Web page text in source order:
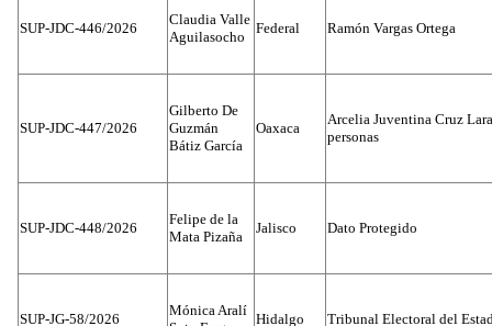
SUP-JDC-446/2026
Claudia Valle
Aguilasocho
Federal Ramón Vargas Ortega
SUP-JDC-447/2026
Gilberto De
Guzmán
Bátiz García
Oaxaca
Arcelia Juventina Cruz
personas
SUP-JDC-448/2026
Felipe de la
Mata Pizaña
Jalisco Dato Protegido
SUP-JG-58/2026
Mónica Aralí
Hidalgo Tribunal Electoral del